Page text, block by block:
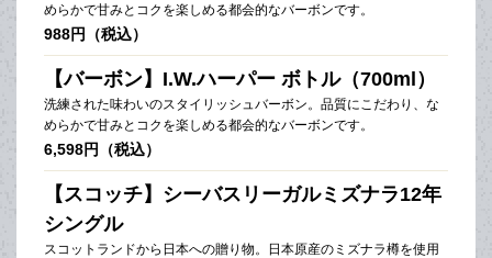
めらかで甘みとコクを楽しめる都会的なバーボンです。
988円（税込）
【バーボン】I.W.ハーパー ボトル（700ml）
洗練された味わいのスタイリッシュバーボン。品質にこだわり、な
めらかで甘みとコクを楽しめる都会的なバーボンです。
6,598円（税込）
【スコッチ】シーバスリーガルミズナラ12年
シングル
スコットランドから日本への贈り物。日本原産のミズナラ樽を使用